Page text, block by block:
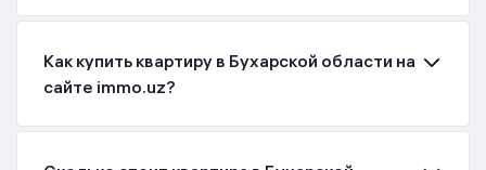
Как купить квартиру в Бухарской области на
сайте immo.uz?